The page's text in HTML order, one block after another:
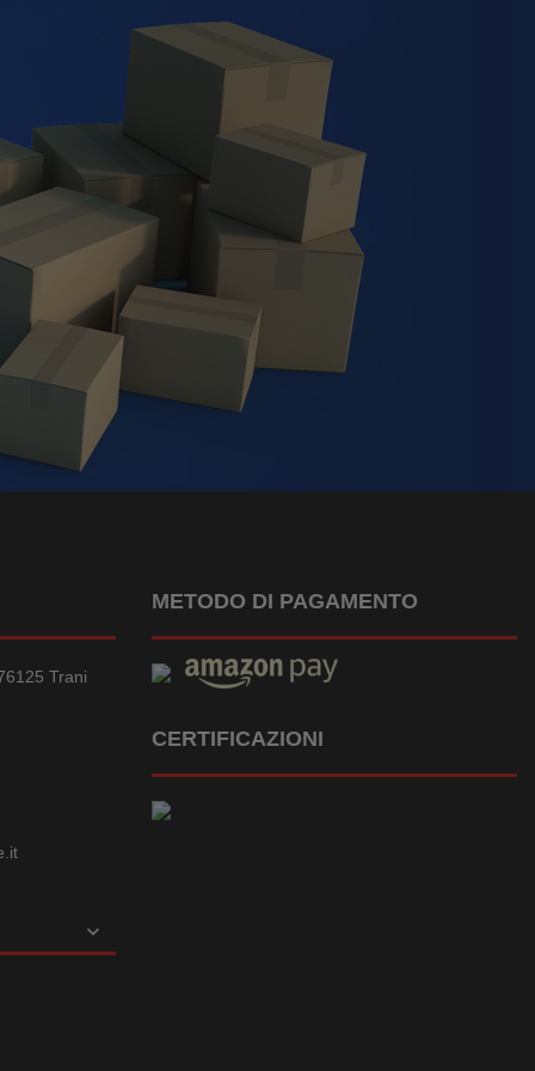
Trani

METODO DI PAGAMENTO
CERTIFICAZIONI